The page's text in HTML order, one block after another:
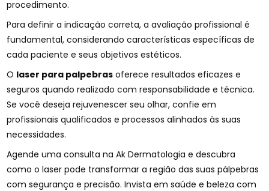
procedimento.
Para definir a indicação correta, a avaliação profissional é
fundamental, considerando características específicas de
cada paciente e seus objetivos estéticos.
O laser para palpebras oferece resultados eficazes e
seguros quando realizado com responsabilidade e técnica.
Se você deseja rejuvenescer seu olhar, confie em
profissionais qualificados e processos alinhados às suas
necessidades.
Agende uma consulta na Ak Dermatologia e descubra
como o laser pode transformar a região das suas pálpebras
com segurança e precisão. Invista em saúde e beleza com